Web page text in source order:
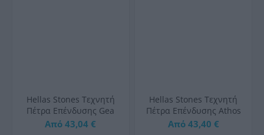
Hellas Stones Τεχνητή
Πέτρα Επένδυσης Gea
Blanky & Corner
Από 43,04 €
Hellas Stones Τεχνητή
Πέτρα Επένδυσης Athos
Blanky & Corner
Από 43,40 €